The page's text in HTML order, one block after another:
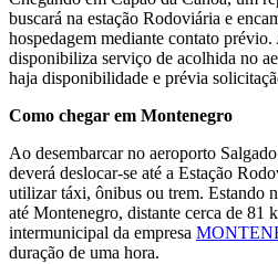
buscará na estação Rodoviária e
hospedagem mediante contato
disponibiliza serviço de acolhida no
haja disponibilidade e prévia
Como chegar em Montenegro
Ao desembarcar no aeroporto
deverá deslocar-se até a Estação
utilizar táxi, ônibus ou trem. Estando
até Montenegro, distante cerca de 81
intermunicipal da empresa
duração de uma hora.